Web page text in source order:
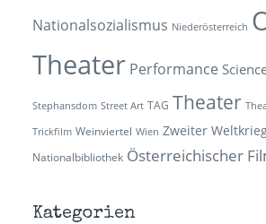
Nationalsozialismus Niederösterreich
Theater Performance
Stephansdom Street Art TAG Theater
Trickfilm Weinviertel Wien Zweiter
Nationalbibliothek Österreichischer
Kategorien